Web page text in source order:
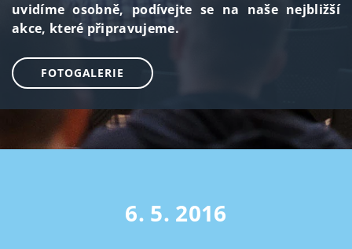
uvidíme osobně, podívejte se na naše nejbližší
akce, které připravujeme.
FOTOGALERIE
6. 5. 2016